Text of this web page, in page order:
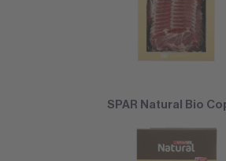
SPAR Natural Bio